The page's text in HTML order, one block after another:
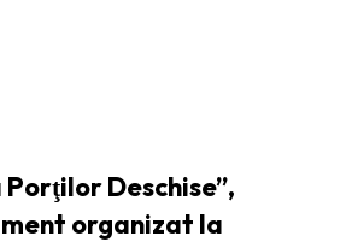
Porţilor Deschise”,
organizat la